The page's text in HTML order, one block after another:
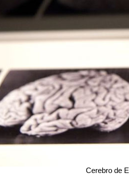
Cerebro de